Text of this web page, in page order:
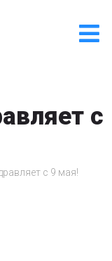
с
с 9 мая!